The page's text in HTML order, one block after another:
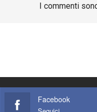
I commenti
Facebook